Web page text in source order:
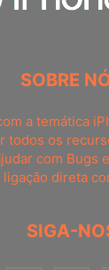
SOBRE
a temática
todos os
com Bugs
ligação direta
SIGA-